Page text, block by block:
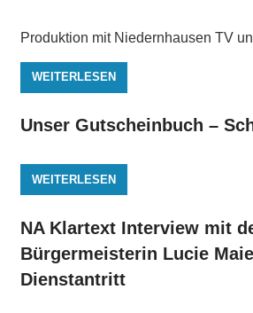
Produktion mit Niedernhausen TV
WEITERLESEN
Unser Gutscheinbuch –
WEITERLESEN
NA Klartext Interview mit
Bürgermeisterin Lucie
Dienstantritt